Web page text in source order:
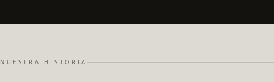
NUESTRA HISTORIA